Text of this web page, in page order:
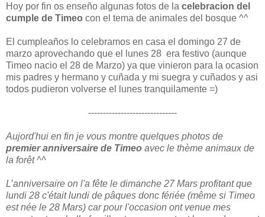
Hoy por fin os enseño algunas fotos de la celebracion del
cumple de Timeo con el tema de animales del bosque ^^
El cumpleaños lo celebramos en casa el domingo 27 de
marzo aprovechando que el lunes 28 era festivo (aunque
Timeo nacio el 28 de Marzo) ya que vinieron para la ocasion
mis padres y hermano y cuñada y mi suegra y cuñados y asi
todos pudieron volverse el lunes tranquilamente =)
------------------------------
Aujord'hui en fin je vous montre quelques photos de
premier anniversaire de Timeo avec le thème animaux de
la forêt ^^
L’anniversaire on l'a fête le dimanche 27 Mars profitant que
lundi 28 c'était lundi de pâques donc fériée (même si Timeo
est née le 28 Mars) car pour l'occasion ont venue mes